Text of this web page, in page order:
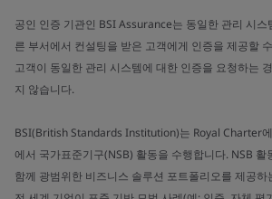
공인 인증 기관인 BSI Assurance는 동일한 관리 시스
른 부서에서 컨설팅을 받은 고객에게 인증을 제공할
고객이 동일한 관리 시스템에 대한 인증을 요청하는
지 않습니다.
BSI(British Standards Institution)는 Royal Charter
에서 국가표준기구(NSB) 활동을 수행합니다. NSB 활
함께 광범위한 비즈니스 솔루션 포트폴리오를 제공하